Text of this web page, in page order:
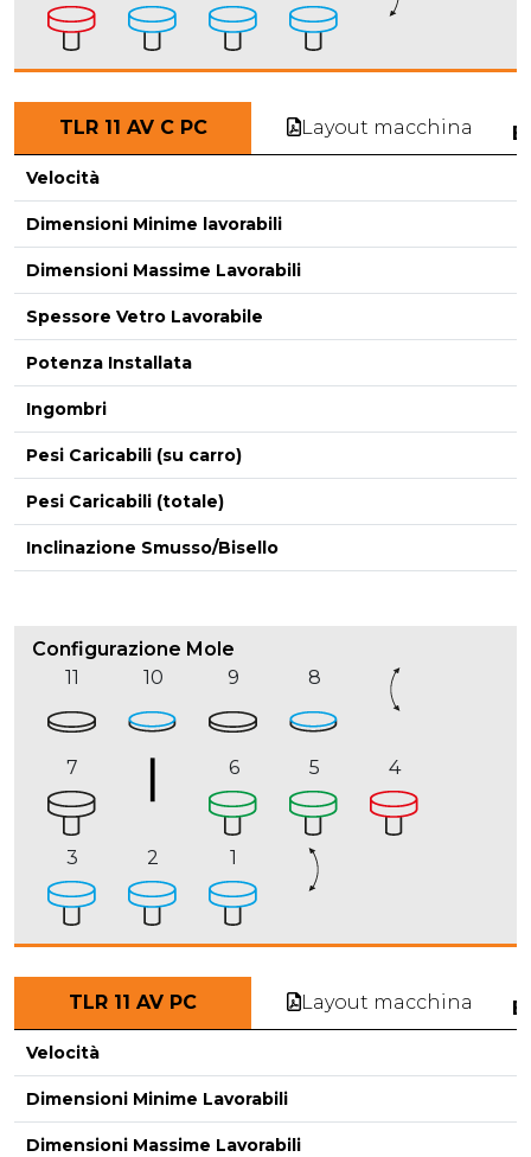
TLR 11 AV C PC Layout macchina
Velocità
Dimensioni Minime lavorabili
Dimensioni Massime Lavorabili
Spessore Vetro Lavorabile
Potenza Installata
Ingombri
Pesi Caricabili (su carro)
Pesi Caricabili (totale)
Inclinazione Smusso/Bisello
Configurazione Mole
11
10 9 8
7 6 5 4
3 2 1
TLR 11 AV PC Layout macchina
Velocità
Dimensioni Minime Lavorabili
Dimensioni Massime Lavorabili